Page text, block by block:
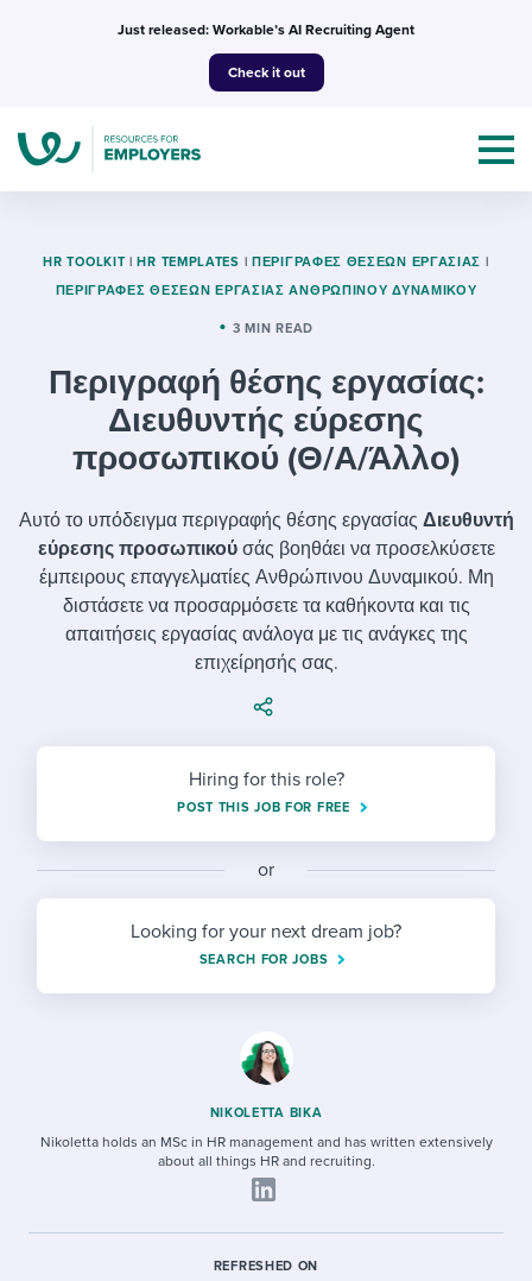
Just released: Workable’s AI Recruiting Agent
Check it out
Topics
I NEED HELP WITH...
Evaluating candidates
Working together with others
Maintaining hiring pipelines
Developing & retaining people
Ensuring compliance
Finding and attracting people
Candidate/employee experiences
Templates & Guides
Job description templates
Interview question templates
Policy templates
Onboarding checklists
Step-by-step tutorials
Free ebooks & reports
I’m a jobseeker
I WANT TO LEARN ABOUT...
Applying for a job
Interview process
Pay & benefits
Career development
Modern working life
Workable customer stories
Explore Workable
Request a demo
Start a free trial
HR TOOLKIT | HR TEMPLATES | ΠΕΡΙΓΡΑΦΈΣ ΘΈΣΕΩΝ ΕΡΓΑΣΊΑΣ |
ΠΕΡΙΓΡΑΦΈΣ ΘΈΣΕΩΝ ΕΡΓΑΣΊΑΣ ΑΝΘΡΏΠΙΝΟΥ ΔΥΝΑΜΙΚΟΎ
3 MIN READ
Περιγραφή θέσης εργασίας:
Διευθυντής εύρεσης
προσωπικού (Θ/Α/Άλλο)
Αυτό το υπόδειγμα περιγραφής θέσης εργασίας Διευθυντή
εύρεσης προσωπικούσάς βοηθάει να προσελκύσετε
έμπειρους επαγγελματίες Ανθρώπινου Δυναμικού. Μη
διστάσετε να προσαρμόσετε τα καθήκοντα και τις
απαιτήσεις εργασίας ανάλογα με τις ανάγκες της
επιχείρησής σας.
Hiring for this role?
POST THIS JOB FOR FREE
or
Looking for your next dream job?
SEARCH FOR JOBS
NIKOLETTA BIKA
Nikoletta holds an MSc in HR management and has written extensively
about all things HR and recruiting.
REFRESHED ON